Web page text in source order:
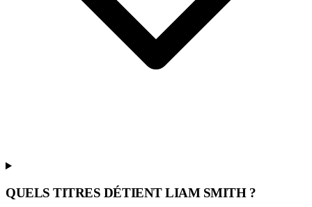
QUELS TITRES DÉTIENT LIAM SMITH ?